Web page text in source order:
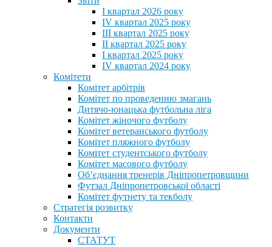
I квартал 2026 року
IV квартал 2025 року
III квартал 2025 року
II квартал 2025 року
I квартал 2025 року
IV квартал 2024 року
Комітети
Комітет арбітрів
Комітет по проведенню змагань
Дитячо-юнацька футбольна ліга
Комітет жіночого футболу
Комітет ветеранського футболу
Комітет пляжного футболу
Комітет студентського футболу
Комітет масового футболу
Обʼєднання тренерів Дніпропетровщини
Футзал Дніпропетровської області
Комітет футнету та текболу
Стратегія розвитку
Контакти
Документи
СТАТУТ